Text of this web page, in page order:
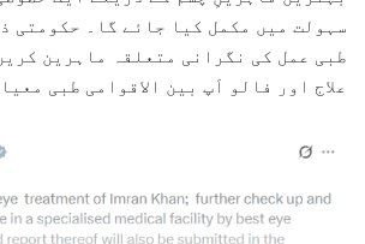
l
سہولت میں مکمل کیا جائے گا۔ حکومتی
طبی عمل کی نگرانی متعلقہ ماہرین
علاج اور فالو اَپ بین الاقوامی طبی